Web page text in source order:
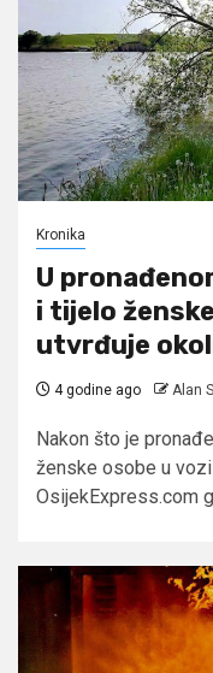
Kronika
U
i tijelo
utvrđuje
4 godine ago Alan
Nakon što je
ženske osobe u
OsijekExpress.com